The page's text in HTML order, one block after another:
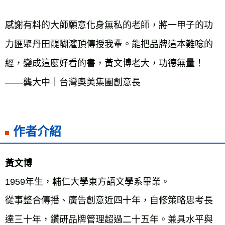
感謝有料的大師願意化身無私的老師，將一甲子的功
力匯聚丹田醍醐灌頂傳授我輩。能把品牌這本難唸的
經，變成這麼好看的書，黃文博老大，功德無量！
——龔大中｜台灣奧美集團創意長
作者介紹
1959年生，輔仁大學東方語文學系畢業。
從事整合傳播、廣告創意近四十年，自修策略思考長
達三十年，鑽研品牌管理超過二十五年。兼具水平與